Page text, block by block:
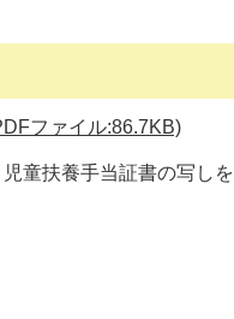
ファイル:86.7KB)
童扶養手当証書の写しを